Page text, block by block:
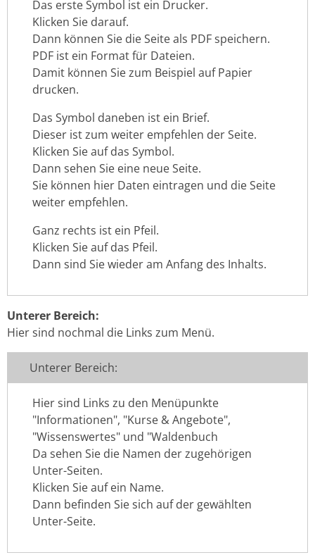
Das erste Symbol ist ein Drucker.
Klicken Sie darauf.
Dann können Sie die Seite als PDF speichern.
PDF ist ein Format für Dateien.
Damit können Sie zum Beispiel auf Papier
drucken.
Das Symbol daneben ist ein Brief.
Dieser ist zum weiter empfehlen der Seite.
Klicken Sie auf das Symbol.
Dann sehen Sie eine neue Seite.
Sie können hier Daten eintragen und die Seite
weiter empfehlen.
Ganz rechts ist ein Pfeil.
Klicken Sie auf das Pfeil.
Dann sind Sie wieder am Anfang des Inhalts.
Unterer Bereich:
Hier sind nochmal die Links zum Menü.
Unterer Bereich:
Hier sind Links zu den Menüpunkte
"Informationen", "Kurse & Angebote",
"Wissenswertes" und "Waldenbuch
Da sehen Sie die Namen der zugehörigen
Unter-Seiten.
Klicken Sie auf ein Name.
Dann befinden Sie sich auf der gewählten
Unter-Seite.